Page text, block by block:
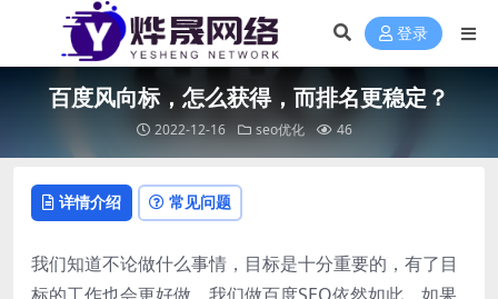
登录
百度风向标，怎么获得，而排名更稳定？
2022-12-16 seo优化 46
详情介绍 常见问题
我们知道不论做什么事情，目标是十分重要的，有了目